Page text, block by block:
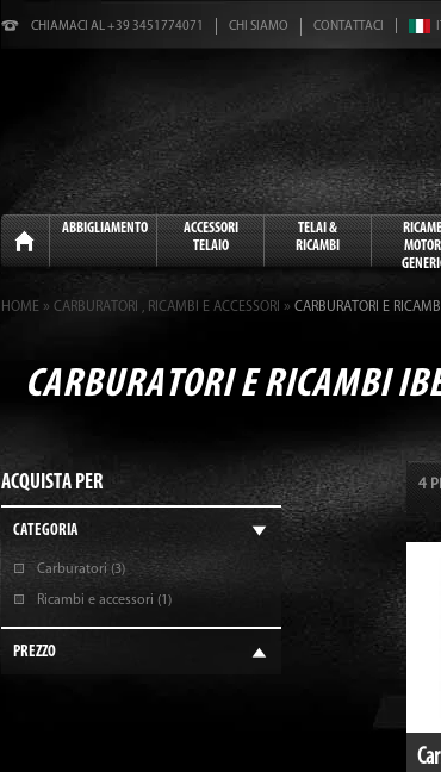
CHIAMACI AL +39 3451774071 CHI SIAMO CONTATTACI
Home
ABBIGLIAMENTO
ACCESSORI
TELAIO
TELAI &
RICAMBI
HOME » CARBURATORI , RICAMBI E ACCESSORI » CARBURATORI E
CARBURATORI E RICAMBI
4
ACQUISTA PER
CATEGORIA
Carburatori (3)
Ricambi e accessori (1)
PREZZO